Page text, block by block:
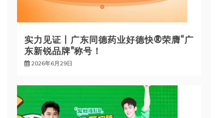
实力见证丨广东同德药业好德快®荣膺“广
东新锐品牌”称号！
2026年6月29日